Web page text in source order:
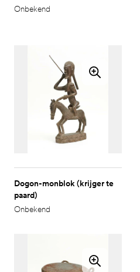
Onbekend
Dogon-monblok (krijger te
paard)
Onbekend